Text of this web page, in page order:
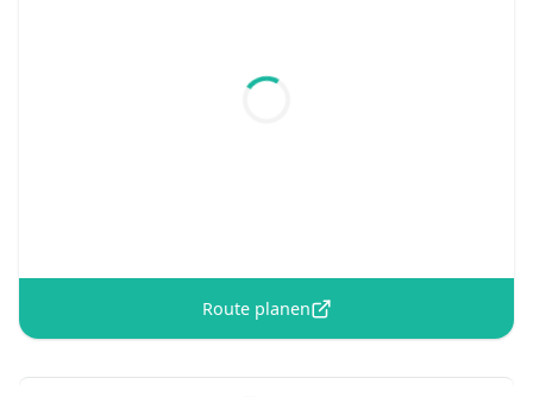
Route planen